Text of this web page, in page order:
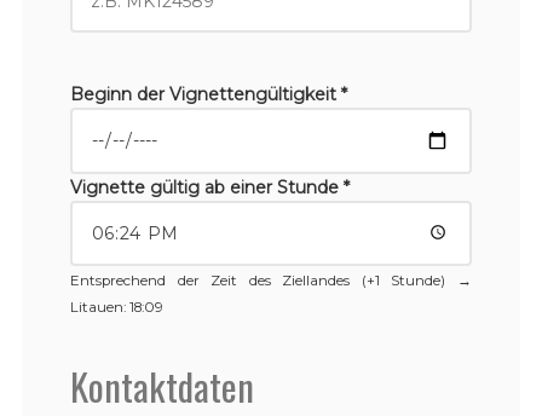
Beginn der Vignettengültigkeit *
Vignette gültig ab einer Stunde *
Entsprechend der Zeit des Ziellandes (+1 Stunde) →
Litauen: 18:09
Kontaktdaten